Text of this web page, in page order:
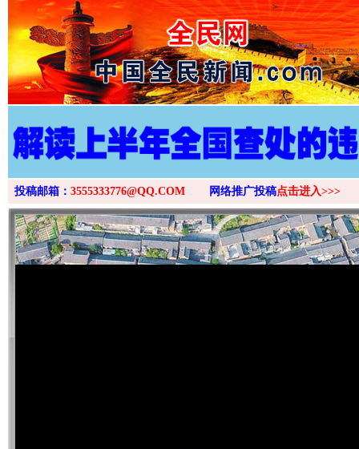
>
投稿邮箱： 3555333776@QQ.COM 网络推广投稿点击进入>>>